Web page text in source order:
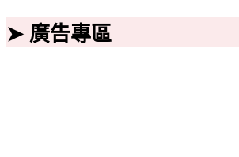
➤ 廣告專區